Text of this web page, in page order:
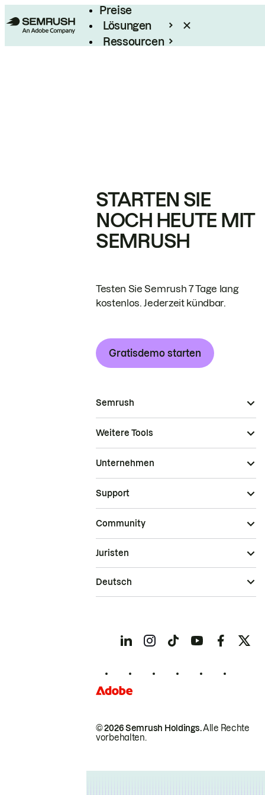
Preise
Lösungen
Ressourcen
STARTEN SIE
NOCH HEUTE MIT
SEMRUSH
Testen Sie Semrush 7 Tage lang
kostenlos. Jederzeit kündbar.
Gratisdemo starten
Semrush
Weitere Tools
Unternehmen
Support
Community
© 2026 Semrush Holdings.Alle Rechte
vorbehalten.
Juristen
Deutsch